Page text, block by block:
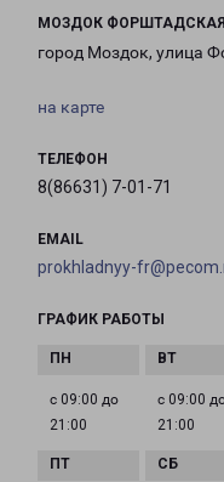
МОЗДОК ФОРШТАДСКАЯ
город Моздок, улица
на карте
ТЕЛЕФОН
8(86631) 7-01-71
EMAIL
prokhladnyy-
ГРАФИК РАБОТЫ
с 09:00 до
21:00
с 09:00
21:00